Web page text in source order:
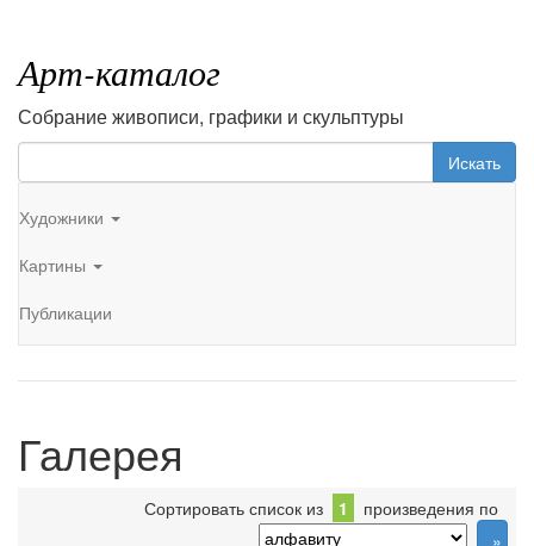
Арт-каталог
Собрание живописи, графики и скульптуры
Искать
Художники
Картины
Публикации
Галерея
Сортировать список из 1 произведения по